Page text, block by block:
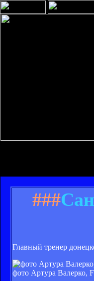
###
Главный тренер
фото Артура Валерко,